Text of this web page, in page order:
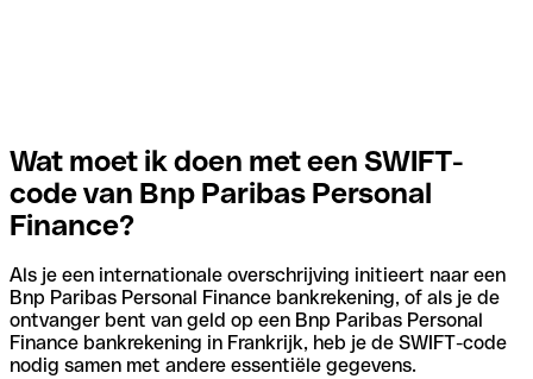
Wat moet ik doen met een SWIFT-
code van Bnp Paribas Personal
Finance?
Als je een internationale overschrijving initieert naar een
Bnp Paribas Personal Finance bankrekening, of als je de
ontvanger bent van geld op een Bnp Paribas Personal
Finance bankrekening in Frankrijk, heb je de SWIFT-code
nodig samen met andere essentiële gegevens.